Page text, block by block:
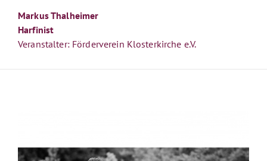
Markus Thalheimer
Harfinist
Veranstalter: Förderverein Klosterkirche e.V.